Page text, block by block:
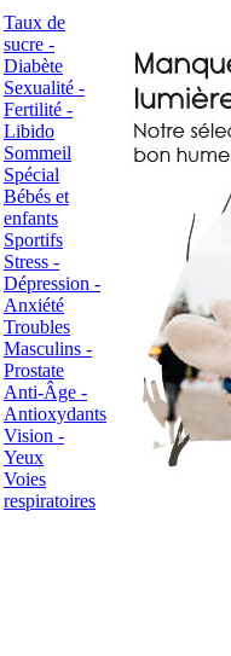
Taux de
sucre -
Diabète
Sexualité -
Fertilité -
Libido
Sommeil
Spécial
Bébés et
enfants
Sportifs
Stress -
Dépression -
Anxiété
Troubles
Masculins -
Prostate
Anti-Âge -
Antioxydants
Vision -
Yeux
Voies
respiratoires